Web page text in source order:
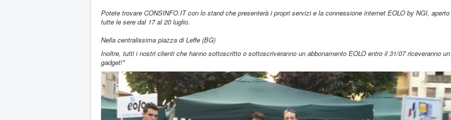
Potete trovare CONSINFO.IT con lo stand che presenterà i propri servizi e la connessione internet EOLO by NGI, aperto
tutte le sere dal 17 al 20 luglio.
Nella centralissima piazza di Leffe (BG)
Inoltre, tutti i nostri clienti che hanno sottoscritto o sottoscriveranno un abbonamento EOLO entro il 31/07 riceveranno un
gadget!*